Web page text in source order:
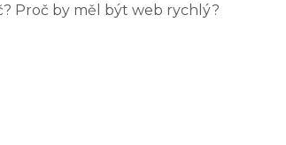
Proč by měl být web rychlý?